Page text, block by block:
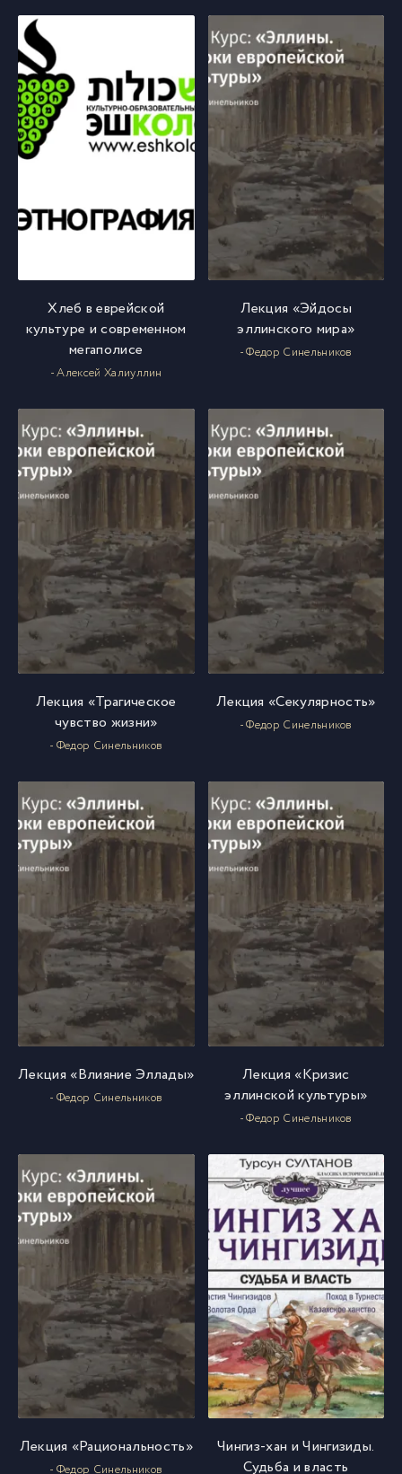
Хлеб в еврейской
культуре и современном
мегаполисе
- Алексей Халиуллин
Лекция «Эйдосы
эллинского мира»
- Федор Синельников
Лекция «Трагическое
чувство жизни»
- Федор Синельников
Лекция «Секулярность»
- Федор Синельников
Лекция «Влияние Эллады»
- Федор Синельников
Лекция «Кризис
эллинской культуры»
- Федор Синельников
Лекция «Рациональность»
- Федор Синельников
Чингиз-хан и Чингизиды.
Судьба и власть